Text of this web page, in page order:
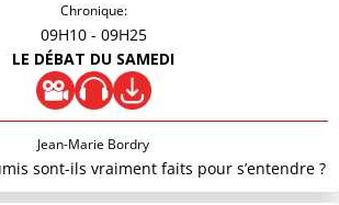
Chronique:
09H10 - 09H25
LE DÉBAT DU SAMEDI
Jean-Marie Bordry
sont-ils vraiment faits pour s’entendre ?